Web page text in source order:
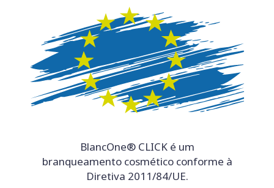
BlancOne® CLICK é um
branqueamento cosmético conforme à
Diretiva 2011/84/UE.